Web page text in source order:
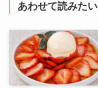
あわせて読みたい